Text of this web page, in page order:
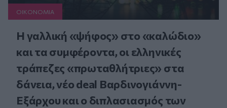
ΟΙΚΟΝΟΜΙΑ
Η γαλλική «ψήφος» στο «καλώδιο»
και τα συμφέροντα, οι ελληνικές
τράπεζες «πρωταθλήτριες» στα
δάνεια, νέο deal Βαρδινογιάννη-
Εξάρχου και ο διπλασιασμός των